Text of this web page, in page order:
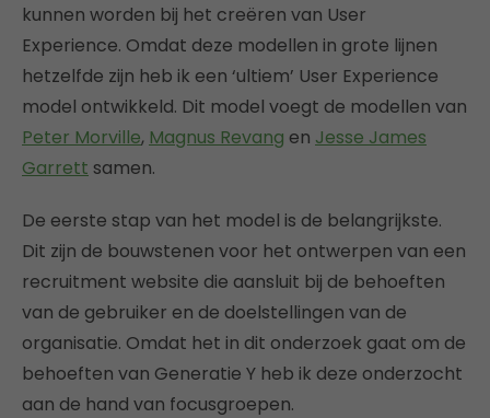
kunnen worden bij het creëren van User
Experience. Omdat deze modellen in grote lijnen
hetzelfde zijn heb ik een ‘ultiem’ User Experience
model ontwikkeld. Dit model voegt de modellen van
Peter Morville, Magnus Revang en Jesse James
Garrett samen.
De eerste stap van het model is de belangrijkste.
Dit zijn de bouwstenen voor het ontwerpen van een
recruitment website die aansluit bij de behoeften
van de gebruiker en de doelstellingen van de
organisatie. Omdat het in dit onderzoek gaat om de
behoeften van Generatie Y heb ik deze onderzocht
aan de hand van focusgroepen.